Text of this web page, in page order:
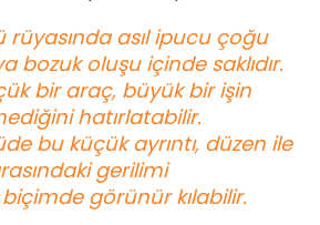
rüyasında asıl ipucu çoğu
bozuk oluşu içinde saklıdır.
bir araç, büyük bir işin
hatırlatabilir.
bu küçük ayrıntı, düzen ile
gerilimi
görünür kılabilir.